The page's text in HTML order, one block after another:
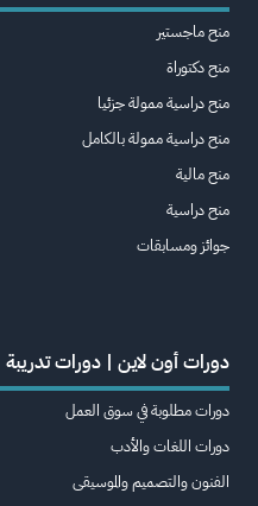
منح ماجستير
منح دكتوراة
منح دراسية ممولة جزئيا
منح دراسية ممولة بالكامل
منح مالية
منح دراسية
جوائز ومسابقات
دورات أون لاين | دورات تدريبة
دورات مطلوبة في سوق العمل
دورات اللغات والأدب
الفنون والتصميم والموسيقى